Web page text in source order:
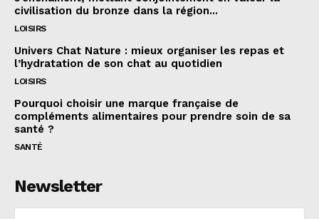
civilisation du bronze dans la région...
LOISIRS
Univers Chat Nature : mieux organiser les repas et
l’hydratation de son chat au quotidien
LOISIRS
Pourquoi choisir une marque française de
compléments alimentaires pour prendre soin de sa
santé ?
SANTÉ
Newsletter